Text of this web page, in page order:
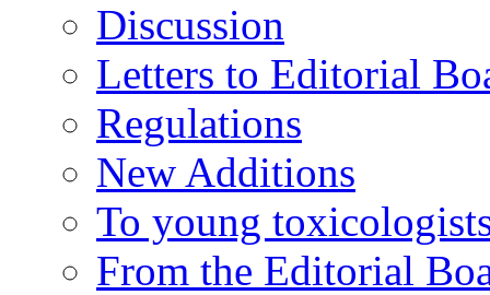
Discussion
Letters to Editorial
Regulations
New Additions
To young
From the Editorial